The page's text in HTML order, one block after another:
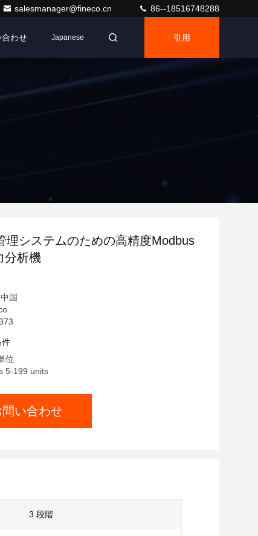
salesmanager@fineco.cn 86--18516748288
合わせ Japanese 引用
理システムのための高精度Modbus
分析機
国
件
位
5-199 units
問い合わせ
3 段階